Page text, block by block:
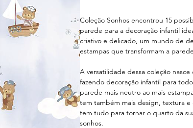
Coleção Sonhos encontrou 15
parede para a decoração infantil
criativo e delicado, um mundo de
estampas que transformam a
A versatilidade dessa coleção
fazendo decoração infantil para
parede mais neutro ao mais
tem também mais design, textura e
tem tudo para tornar o quarto da
sonhos.